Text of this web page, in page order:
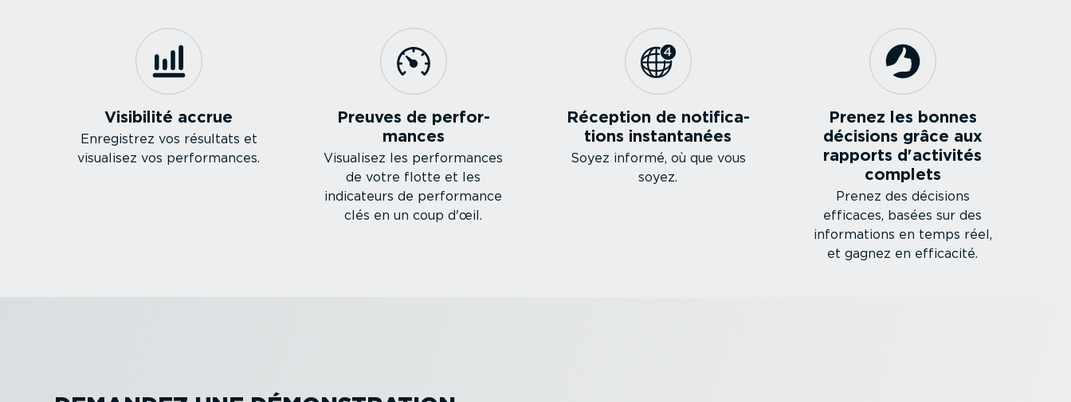
Visibilité accrue
Enregistrez vos résultats et
visualisez vos perfor­mances.
Preuves de perfor­
mances
Visualisez les perfor­mances
de votre flotte et les
indicateurs de performance
clés en un coup d'œil.
Réception de notifi­ca­
tions instan­tanées
Soyez informé, où que vous
soyez.
Prenez les bonnes
décisions grâce aux
rapports d'activités
complets
Prenez des décisions
efficaces, basées sur des
infor­ma­tions en temps réel,
et gagnez en efficacité.